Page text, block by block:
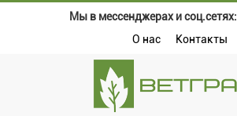
Мы в мессенджерах и соц.сетях:
О нас
Контакты